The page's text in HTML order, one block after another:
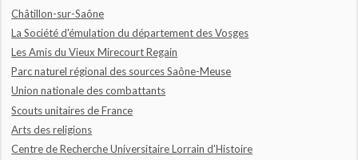
Châtillon-sur-Saône
La Société d'émulation du département des Vosges
Les Amis du Vieux Mirecourt Regain
Parc naturel régional des sources Saône-Meuse
Union nationale des combattants
Scouts unitaires de France
Arts des religions
Centre de Recherche Universitaire Lorrain d'Histoire